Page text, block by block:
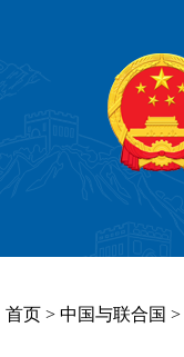
首页 > 中国与联合国 >